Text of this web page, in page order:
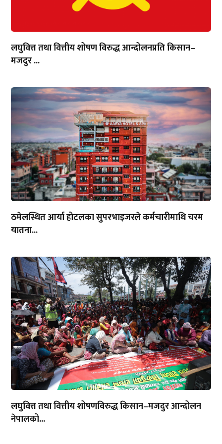
लघुवित्त तथा वित्तीय शोषण विरुद्ध आन्दोलनप्रति किसान–
मजदुर ...
ठमेलस्थित आर्या होटलका सुपरभाइजरले कर्मचारीमाथि चरम
यातना...
लघुवित्त तथा वित्तीय शोषणविरुद्ध किसान–मजदुर आन्दोलन
नेपालको...